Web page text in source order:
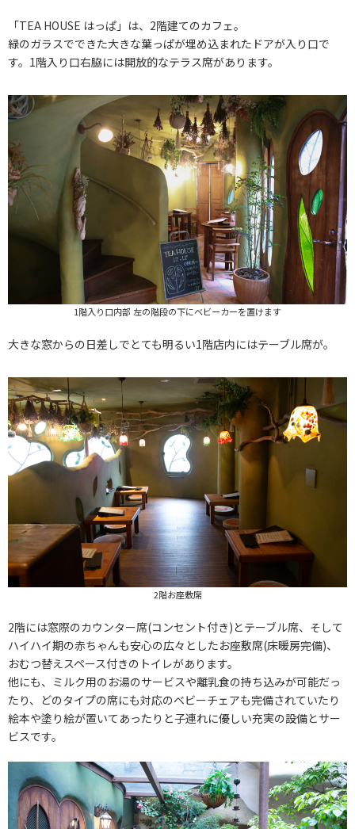
「TEA HOUSE はっぱ」は、2階建てのカフェ。
緑のガラスでできた大きな葉っぱが埋め込まれたドアが入り口で
す。1階入り口右脇には開放的なテラス席があります。
1階入り口内部 左の階段の下にベビーカーを置けます
大きな窓からの日差しでとても明るい1階店内にはテーブル席が。
2階お座敷席
2階には窓際のカウンター席(コンセント付き)とテーブル席、そして
ハイハイ期の赤ちゃんも安心の広々としたお座敷席(床暖房完備)、
おむつ替えスペース付きのトイレがあります。
他にも、ミルク用のお湯のサービスや離乳食の持ち込みが可能だっ
たり、どのタイプの席にも対応のベビーチェアも完備されていたり
絵本や塗り絵が置いてあったりと子連れに優しい充実の設備とサー
ビスです。